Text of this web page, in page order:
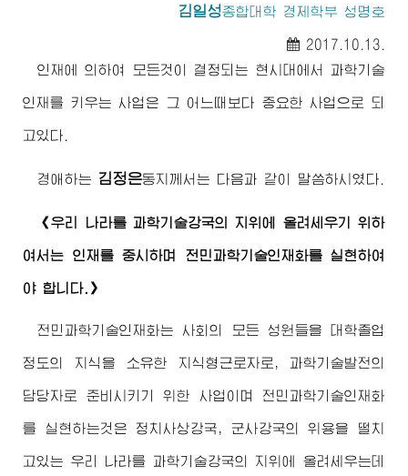
김일성종합대학 경제학부 성명호
2017.10.13.
인재에 의하여 모든것이 결정되는 현시대에서 과학기술
인재를 키우는 사업은 그 어느때보다 중요한 사업으로 되
고있다.
경애하는 김정은동지 께서는 다음과 같이 말씀하시였다.
《우리 나라를 과학기술강국의 지위에 올려세우기 위하
여서는 인재를 중시하며 전민과학기술인재화를 실현하여
야 합니다.》
전민과학기술인재화는 사회의 모든 성원들을 대학졸업
정도의 지식을 소유한 지식형근로자로, 과학기술발전의
담당자로 준비시키기 위한 사업이며 전민과학기술인재화
를 실현하는것은 정치사상강국, 군사강국의 위용을 떨치
고있는 우리 나라를 과학기술강국의 지위에 올려세우는데